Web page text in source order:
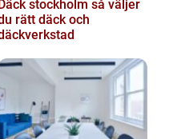
Däck stockholm så väljer
rätt däck och